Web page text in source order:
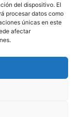
del dispositivo. El
procesar datos como
únicas en este
afectar
realizado por